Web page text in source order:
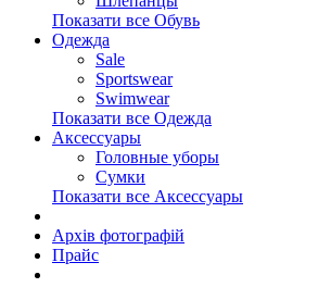
Показати все Обувь
Одежда
Sale
Sportswear
Swimwear
Показати все Одежда
Аксессуары
Головные уборы
Сумки
Показати все Аксессуары
Архів фотографій
Прайс